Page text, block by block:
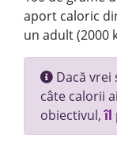
aport caloric
un adult (2000
Dacă vrei
câte calorii
obiectivul,îl